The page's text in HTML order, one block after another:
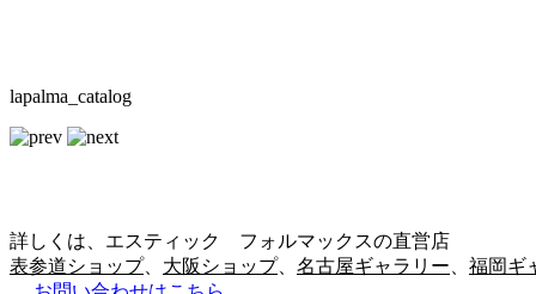
lapalma_catalog
詳しくは、エスティック フォルマックスの直営店
表参道ショップ、 大阪ショップ、 名古屋ギャラリー
福岡ギ